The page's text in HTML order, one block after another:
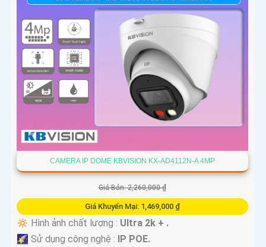
CAMERA IP DOME KBVISION KX-AD4112N-A 4MP
Giá Bán: 2,260,000 ₫
Giá Khuyến Mại: 1,469,000 ₫
🔅 Hình ảnh chất lượng : Ultra 2k + .
🌠 Sử dụng công nghệ :
IP POE.